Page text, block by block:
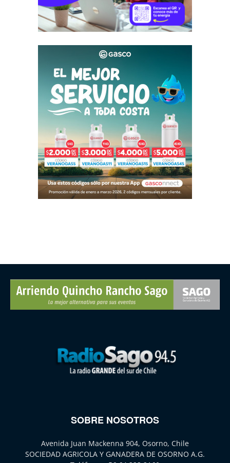
SOBRE NOSOTROS
Avenida Juan Mackenna 904, Osorno, Chile
SOCIEDAD AGRICOLA Y GANADERA DE OSORNO A.G.